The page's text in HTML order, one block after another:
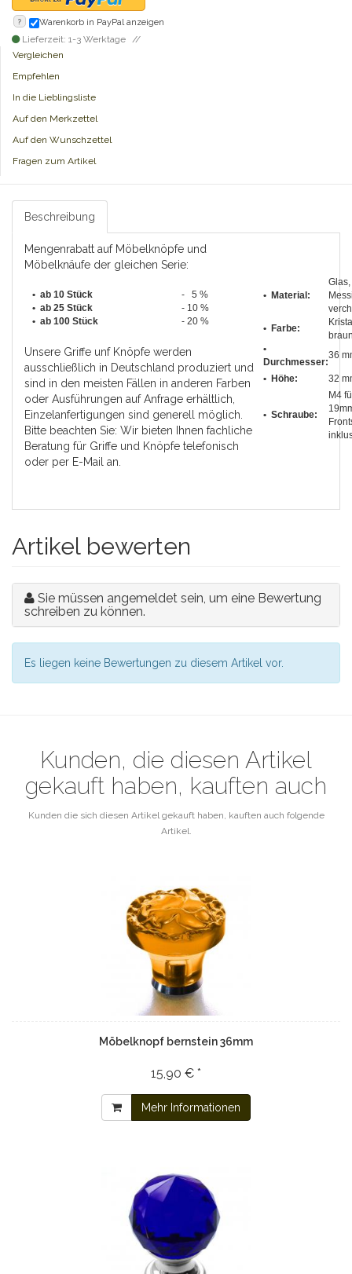
? Warenkorb in PayPal anzeigen
Lieferzeit: 1-3 Werktage
Vergleichen
Empfehlen
In die Lieblingsliste
Auf den Merkzettel
Auf den Wunschzettel
Fragen zum Artikel
Beschreibung
Mengenrabatt auf Möbelknöpfe und
Möbelknäufe der gleichen Serie:
• ab 10 Stück
- 5 %
• ab 25 Stück
- 10 %
• ab 100 Stück - 20 %
Unsere Griffe unf Knöpfe werden
ausschließlich in Deutschland produziert und
sind in den meisten Fällen in anderen Farben
oder Ausführungen auf Anfrage erhältlich,
Einzelanfertigungen sind generell möglich.
Bitte beachten Sie: Wir bieten Ihnen fachliche
Beratung für Griffe und Knöpfe telefonisch
oder per E-Mail an.
• Material:
Glas,
• Farbe:
•
Durchmesser:
36
• Höhe: 32
• Schraube:
M4
Artikel bewerten
Sie müssen angemeldet sein, um eine Bewertung
schreiben zu können.
Es liegen keine Bewertungen zu diesem Artikel vor.
Kunden, die diesen Artikel
gekauft haben, kauften auch
Kunden die sich diesen Artikel gekauft haben, kauften auch folgende
Artikel.
Möbelknopf bernstein 36mm
15,90 € *
Mehr Informationen